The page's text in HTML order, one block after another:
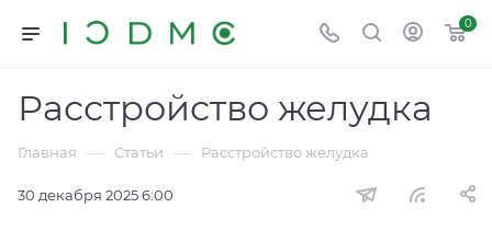
0
Расстройство желудка
Главная — Статьи — Расстройство желудка
30 декабря 2025 6:00